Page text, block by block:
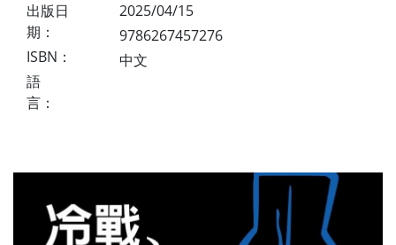
出版日
期：
ISBN：
語
言：
2025/04/15
9786267457276
中文